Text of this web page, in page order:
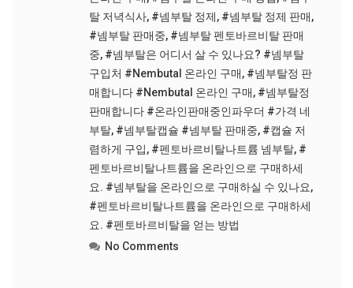
탈 저녁식사, #넴부탈 정제, #넴부탈 정제 판매,
#넴부탈 판매중, #넴부탈 펜토바르비탈 판매
중, #넴부탈은 어디서 살 수 있나요? #넴부탈
구입처 #Nembutal 온라인 구매, #넴부탈정 판
매합니다 #Nembutal 온라인 구매, #넴부탈정
판매합니다 #온라인판매중인파우더 #가격 네
부탈, #넴부탈캡슐 #넴부탈 판매중, #캡슐 저
렴하게 구입, #펜토바르비탈나트륨 넴부탈, #
펜토바르비탈나트륨을 온라인으로 구매하세
요. #넴부탈을 온라인으로 구매하실 수 있나요,
#펜토바르비탈나트륨을 온라인으로 구매하세
요. #펜토바르비탈을 얻는 방법
No Comments